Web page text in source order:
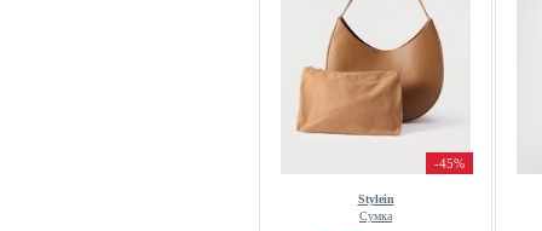
-45%
Stylein
Сумка